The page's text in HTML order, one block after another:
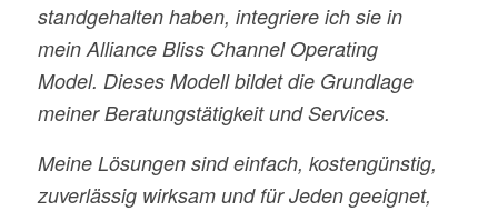
standgehalten haben, integriere ich sie in
mein Alliance Bliss Channel Operating
Model. Dieses Modell bildet die Grundlage
meiner Beratungstätigkeit und Services.
Meine Lösungen sind einfach, kostengünstig,
zuverlässig wirksam und für Jeden geeignet,